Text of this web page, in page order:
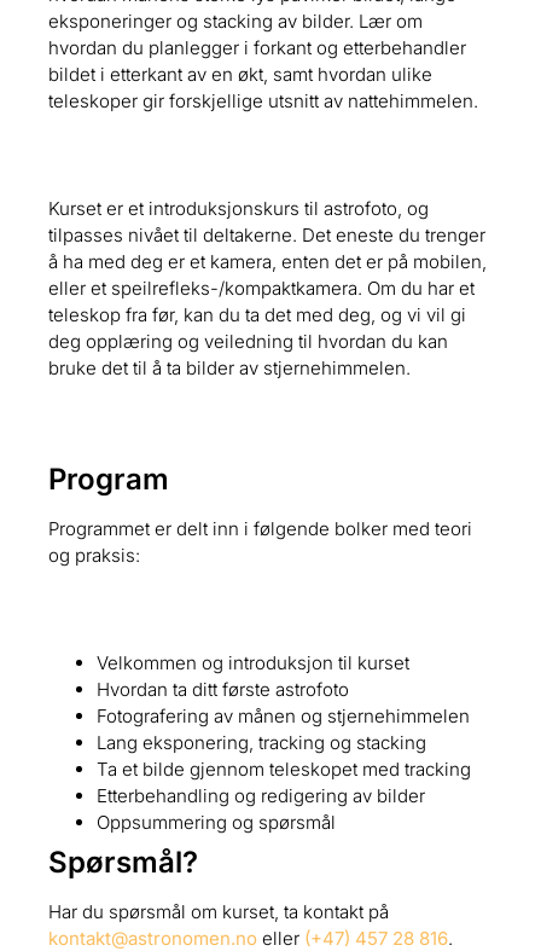
eksponeringer og stacking av bilder. Lær om
hvordan du planlegger i forkant og etterbehandler
bildet i etterkant av en økt, samt hvordan ulike
teleskoper gir forskjellige utsnitt av nattehimmelen.
Kurset er et introduksjonskurs til astrofoto, og
tilpasses nivået til deltakerne. Det eneste du trenger
å ha med deg er et kamera, enten det er på mobilen,
eller et speilrefleks-/kompaktkamera. Om du har et
teleskop fra før, kan du ta det med deg, og vi vil gi
deg opplæring og veiledning til hvordan du kan
bruke det til å ta bilder av stjernehimmelen.
Program
Programmet er delt inn i følgende bolker med teori
og praksis:
Velkommen og introduksjon til kurset
Hvordan ta ditt første astrofoto
Fotografering av månen og stjernehimmelen
Lang eksponering, tracking og stacking
Ta et bilde gjennom teleskopet med tracking
Etterbehandling og redigering av bilder
Oppsummering og spørsmål
Spørsmål?
Har du spørsmål om kurset, ta kontakt på
kontakt@astronomen.no eller (+47) 457 28 816.